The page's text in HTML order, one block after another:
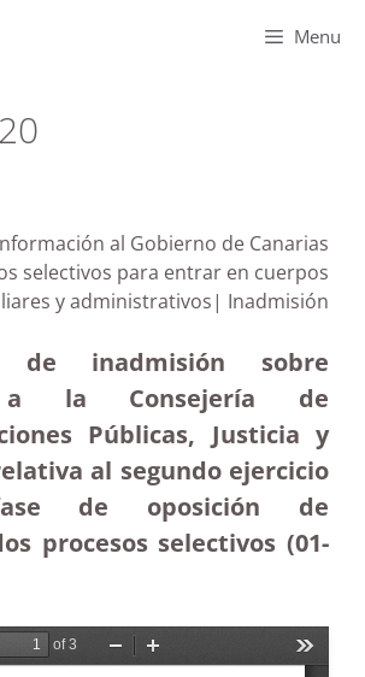
Menu
al Gobierno de Canarias
selectivos para entrar en cuerpos
y administrativos| Inadmisión
de inadmisión sobre
a la Consejería de
Públicas, Justicia y
al segundo ejercicio
de oposición de
procesos selectivos (01-